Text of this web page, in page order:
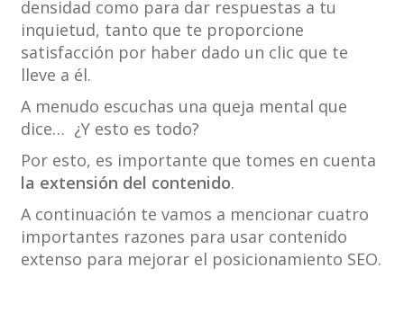
densidad como para dar respuestas a tu
inquietud, tanto que te proporcione
satisfacción por haber dado un clic que te
lleve a él.
A menudo escuchas una queja mental que
dice… ¿Y esto es todo?
Por esto, es importante que tomes en cuenta
la extensión del contenido.
A continuación te vamos a mencionar cuatro
importantes razones para usar contenido
extenso para mejorar el posicionamiento SEO.